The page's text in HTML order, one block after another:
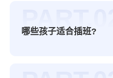
哪些孩子适合插班?